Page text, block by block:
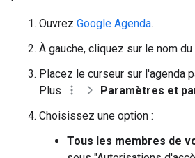
Ouvrez Google Agenda.
À gauche, cliquez sur le nom du
Placez le curseur sur l'agenda
Plus
Paramètres et
Choisissez une option :
Tous les membres de